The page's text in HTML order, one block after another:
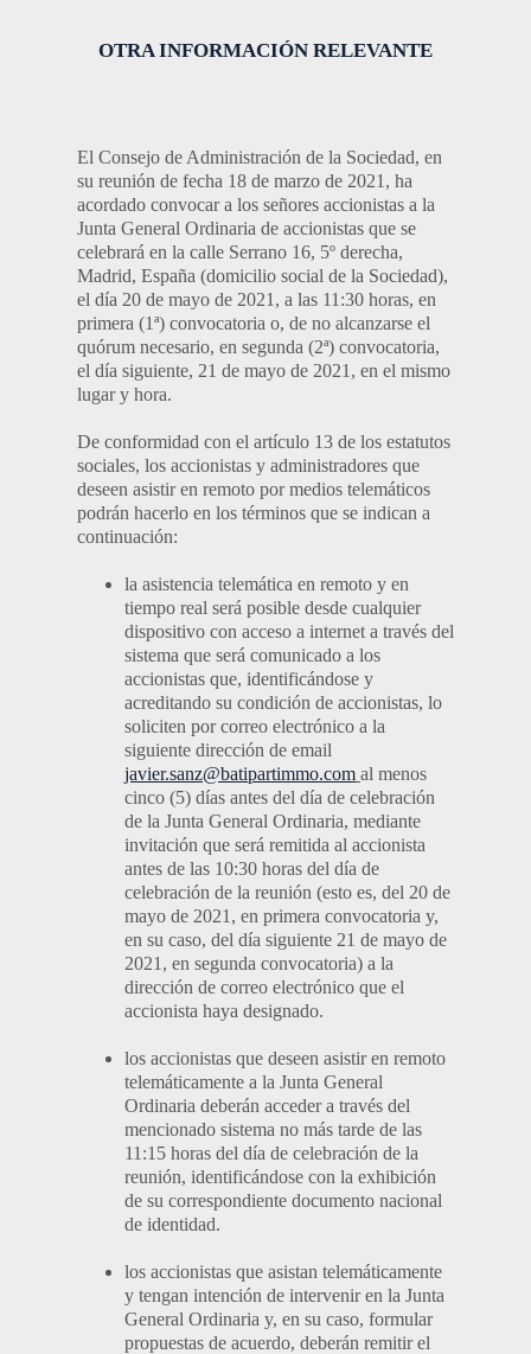
OTRA INFORMACIÓN RELEVANTE
El Consejo de Administración de la Sociedad, en
su reunión de fecha 18 de marzo de 2021, ha
acordado convocar a los señores accionistas a la
Junta General Ordinaria de accionistas que se
celebrará en la calle Serrano 16, 5º derecha,
Madrid, España (domicilio social de la Sociedad),
el día 20 de mayo de 2021, a las 11:30 horas, en
primera (1ª) convocatoria o, de no alcanzarse el
quórum necesario, en segunda (2ª) convocatoria,
el día siguiente, 21 de mayo de 2021, en el mismo
lugar y hora.
De conformidad con el artículo 13 de los estatutos
sociales, los accionistas y administradores que
deseen asistir en remoto por medios telemáticos
podrán hacerlo en los términos que se indican a
continuación:
la asistencia telemática en remoto y en
tiempo real será posible desde cualquier
dispositivo con acceso a internet a través del
sistema que será comunicado a los
accionistas que, identificándose y
acreditando su condición de accionistas, lo
soliciten por correo electrónico a la
siguiente dirección de email
javier.sanz@batipartimmo.com al menos
cinco (5) días antes del día de celebración
de la Junta General Ordinaria, mediante
invitación que será remitida al accionista
antes de las 10:30 horas del día de
celebración de la reunión (esto es, del 20 de
mayo de 2021, en primera convocatoria y,
en su caso, del día siguiente 21 de mayo de
2021, en segunda convocatoria) a la
dirección de correo electrónico que el
accionista haya designado.
los accionistas que deseen asistir en remoto
telemáticamente a la Junta General
Ordinaria deberán acceder a través del
mencionado sistema no más tarde de las
11:15 horas del día de celebración de la
reunión, identificándose con la exhibición
de su correspondiente documento nacional
de identidad.
los accionistas que asistan telemáticamente
y tengan intención de intervenir en la Junta
General Ordinaria y, en su caso, formular
propuestas de acuerdo, deberán remitir el